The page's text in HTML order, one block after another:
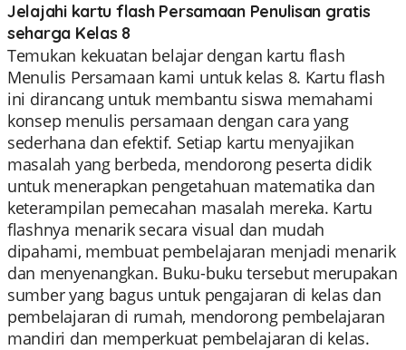
Jelajahi kartu flash Persamaan Penulisan gratis
seharga Kelas 8
Temukan kekuatan belajar dengan kartu flash
Menulis Persamaan kami untuk kelas 8. Kartu flash
ini dirancang untuk membantu siswa memahami
konsep menulis persamaan dengan cara yang
sederhana dan efektif. Setiap kartu menyajikan
masalah yang berbeda, mendorong peserta didik
untuk menerapkan pengetahuan matematika dan
keterampilan pemecahan masalah mereka. Kartu
flashnya menarik secara visual dan mudah
dipahami, membuat pembelajaran menjadi menarik
dan menyenangkan. Buku-buku tersebut merupakan
sumber yang bagus untuk pengajaran di kelas dan
pembelajaran di rumah, mendorong pembelajaran
mandiri dan memperkuat pembelajaran di kelas.